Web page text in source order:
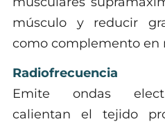
músculo y reducir
como complemento en
Radiofrecuencia
Emite ondas
calientan el tejido